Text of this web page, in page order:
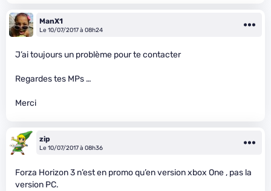
ManX1
Le 10/07/2017 à 08h24
J’ai toujours un problème pour te contacter
Regardes tes MPs …
Merci
zip
Le 10/07/2017 à 08h36
Forza Horizon 3 n’est en promo qu’en version xbox One , pas la
version PC.